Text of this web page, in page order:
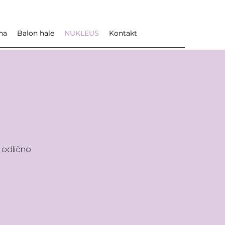
Balon hale NUKLEUS Kontakt
odlično